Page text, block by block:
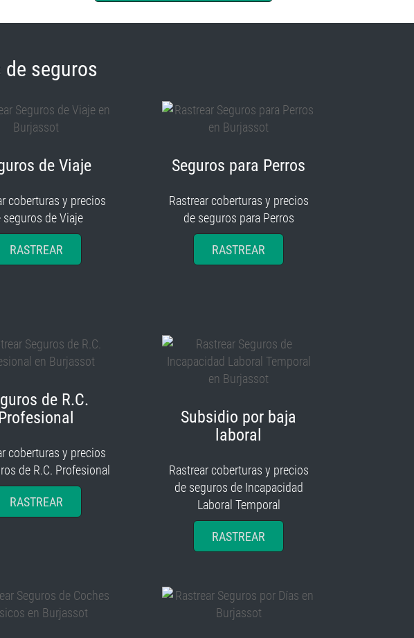
seguros
de Viaje
coberturas y precios
seguros de Viaje
RASTREAR
Seguros para Perros
Rastrear coberturas y precios
de seguros para Perros
RASTREAR
de R.C.
coberturas y precios
de R.C. Profesional
RASTREAR
Subsidio por baja
laboral
Rastrear coberturas y precios
de seguros de Incapacidad
Laboral Temporal
RASTREAR